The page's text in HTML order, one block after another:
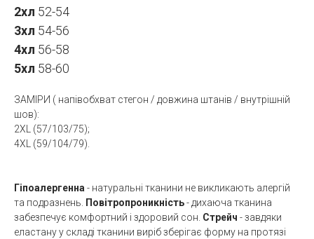
2хл 52-54
3хл 54-56
4хл 56-58
5хл 58-60
ЗАМІРИ ( напівобхват стегон / довжина штанів / внутрішній
шов):
2XL (57/103/75);
4XL (59/104/79).
Гіпоалергенна- натуральні тканини не викликають алергій
та подразнень. Повітропроникність- дихаюча тканина
забезпечує комфортний і здоровий сон. Стрейч - завдяки
еластану у складі тканини виріб зберігає форму на протязі